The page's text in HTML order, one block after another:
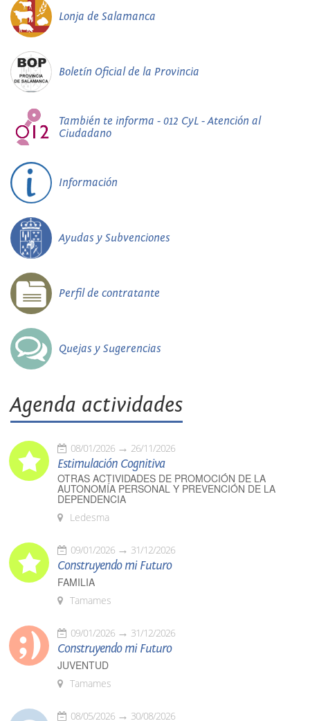
Lonja de Salamanca
Boletín Oficial de la Provincia
También te informa - 012 CyL - Atención al
Ciudadano
Información
Ayudas y Subvenciones
Perfil de contratante
Quejas y Sugerencias
Agenda actividades
08/01/2026 26/11/2026
Estimulación Cognitiva
OTRAS ACTIVIDADES DE PROMOCIÓN DE LA
AUTONOMÍA PERSONAL Y PREVENCIÓN DE LA
DEPENDENCIA
Ledesma
09/01/2026 31/12/2026
Construyendo mi Futuro
FAMILIA
Tamames
09/01/2026 31/12/2026
Construyendo mi Futuro
JUVENTUD
Tamames
08/05/2026 30/08/2026